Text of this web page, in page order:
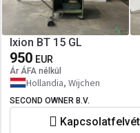
Ixion BT 15 GL
950 EUR
Ár ÁFA nélkül
Hollandia, Wijchen
SECOND OWNER B.V.